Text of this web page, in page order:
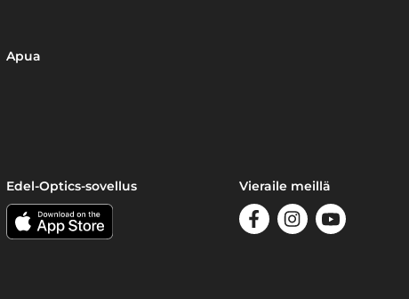
Apua
Edel-Optics-sovellus Vieraile meillä